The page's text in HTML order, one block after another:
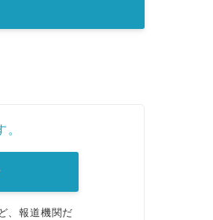
、報道機関だ